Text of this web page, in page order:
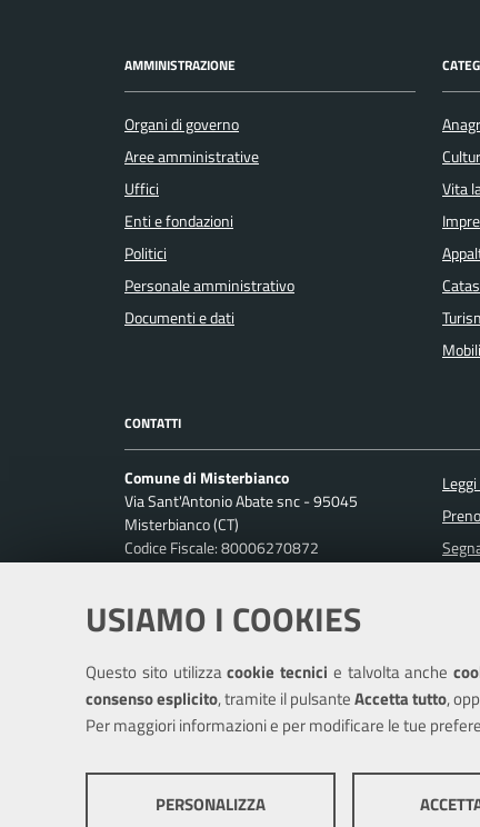
USIAMO I COOKIES
Questo sito utilizzacookie tecnici e talvolta anche
consenso esplicito, tramite il pulsanteAccetta tutto,
Per maggiori informazioni e per modificare le tue
PERSONALIZZA
AMMINISTRAZIONE
Organi di governo
Aree amministrative
Uffici
Enti e fondazioni
Politici
Personale amministrativo
Documenti e dati
Vita
CONTATTI
Comune di Misterbianco
Via Sant'Antonio Abate snc - 95045
Misterbianco (CT)
Codice Fiscale: 80006270872
Ufficio Relazioni con il Pubblico
protocollo.misterbianco@pec.it
Centralino unico: 095-7556200